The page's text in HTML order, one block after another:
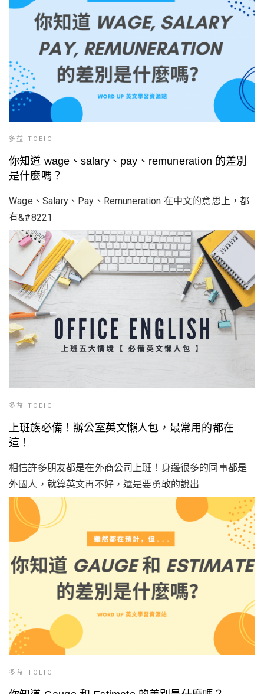
多益 TOEIC
你知道 wage、salary、pay、remuneration 的差別
是什麼嗎？
Wage、Salary、Pay、Remuneration 在中文的意思上，都
有&#8221
多益 TOEIC
上班族必備！辦公室英文懶人包，最常用的都在
這！
相信許多朋友都是在外商公司上班！身邊很多的同事都是
外國人，就算英文再不好，還是要勇敢的說出
多益 TOEIC